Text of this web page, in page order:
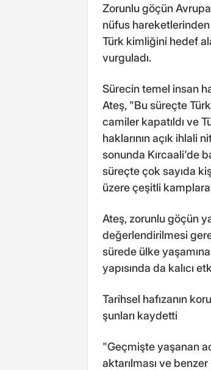
Zorunlu göçün
nüfus
Türk kimliğini hedef
vurguladı.
Sürecin temel insan
Ateş, "Bu süreçte
camiler kapatıldı ve
haklarının açık ihlali
sonunda Kırcaali'de
süreçte çok sayıda
üzere çeşitli
Ateş, zorunlu göçün
değerlendirilmesi
sürede ülke
yapısında da kalıcı
Tarihsel hafızanın
şunları kaydetti
"Geçmişte yaşanan
aktarılması ve